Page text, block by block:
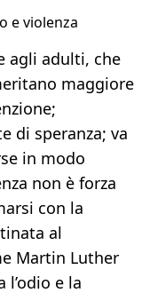
e violenza
agli adulti, che
maggiore
di speranza; va
in modo
non è forza
con la
al
Martin Luther
l’odio e la